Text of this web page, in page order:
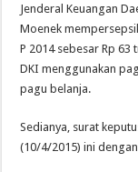
Jenderal Keuangan
Moenek
P 2014 sebesar Rp
DKI menggunakan
pagu belanja.
Sedianya, surat
(10/4/2015) ini